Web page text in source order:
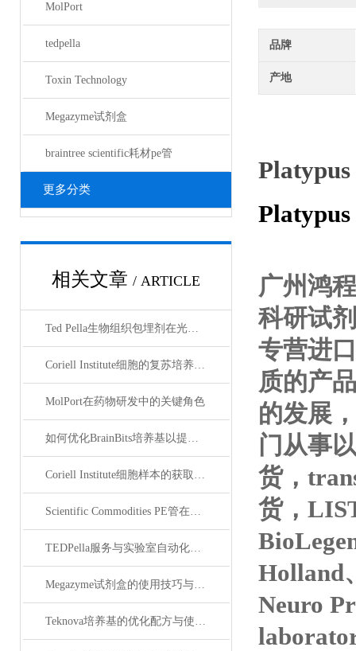
MolPort
tedpella
Toxin Technology
Megazyme试剂盒
braintree scientific耗材pe管
更多分类
相关文章 / ARTICLE
Ted Pella生物组织包埋剂在光镜与电镜联用技术中的应用
Coriell Institute细胞的复苏培养与质量控制规范
MolPort在药物研发中的关键角色
如何优化BrainBits培养基以提高实验效果？
Coriell Institute细胞样本的获取与应用指南
Scientific Commodities PE管在环保实验中的作用
TEDPella服务与实验室自动化设备的整合
Megazyme试剂盒的使用技巧与实验优化方法
Teknova培养基的优化配方与使用技巧
品牌
产地
Platypus
Platypus
广州鸿
科研试
专营进
质的产
的发展
门从事
货，
货，
Holland
Neuro